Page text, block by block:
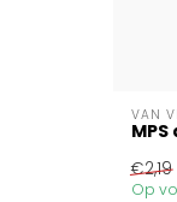
VAN
€2,19
Op